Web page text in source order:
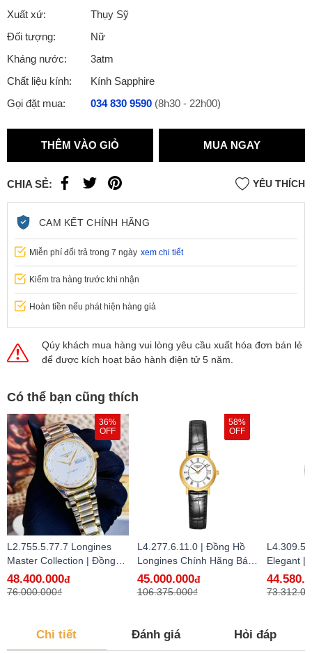
Xuất xứ:
Thụy Sỹ
Đối tượng:
Nữ
Kháng nước:
3atm
Chất liệu kính:
Kính Sapphire
Gọi đặt mua:
034 830 9590 (8h30 - 22h00)
THÊM VÀO GIỎ MUA NGAY
CHIA SẺ: YÊU THÍCH
CAM KẾT CHÍNH HÃNG
Miễn phí đổi trả trong 7 ngày xem chi tiết
Kiểm tra hàng trước khi nhận
Hoàn tiền nếu phát hiện hàng giả
Qúy khách mua hàng vui lòng yêu cầu xuất hóa đơn bán lẻ
để được kích hoạt bảo hành điện tử 5 năm.
Có thể bạn cũng thích
36%
OFF
L2.755.5.77.7 Longines
Master Collection | Đồng
Hồ Longines Chính Hãng
Bán Lẻ Tại VN - hàng lướt
48.400.000đ
76.000.000₫
58%
OFF
L4.277.6.11.0 | Đồng Hồ
Longines Chính Hãng Bán
Lẻ Tại VN
45.000.000đ
106.375.000₫
Elegant |
Longines
Lẻ Tại VN
Chi tiết Đánh giá Hỏi đáp